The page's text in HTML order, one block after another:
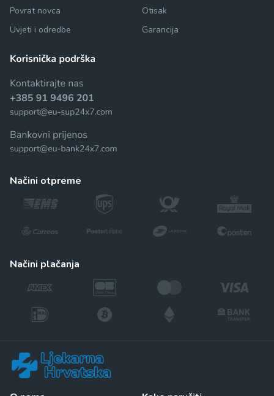
Povrat novca
Uvjeti i odredbe
Otisak
Garancija
načini otpreme
načini plačanja